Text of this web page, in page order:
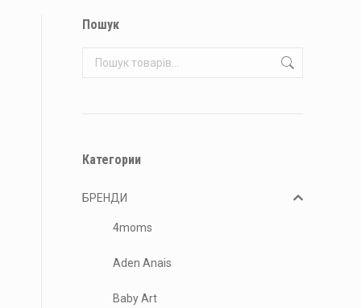
Пошук
Категории
БРЕНДИ
4moms
Aden Anais
Baby Art